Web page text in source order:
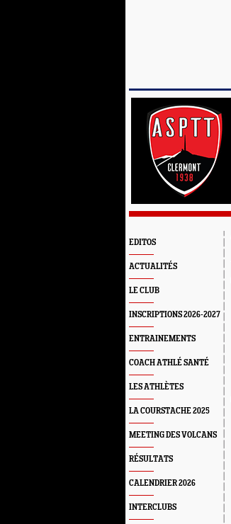
EDITOS
ACTUALITÉS
LE CLUB
INSCRIPTIONS 2026-2027
ENTRAINEMENTS
COACH ATHLÉ SANTÉ
LES ATHLÈTES
LA COURSTACHE 2025
MEETING DES VOLCANS
RÉSULTATS
CALENDRIER 2026
INTERCLUBS